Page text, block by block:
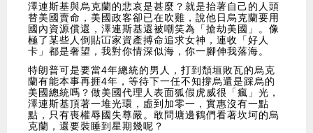
澤連斯基與烏克蘭的悲哀是甚麼？就是抬著自己的人頭
替美國賣命，美國政客卻已在吹雞，說他日烏克蘭要用
國內資源償還，澤連斯基還被嘲笑為「搶劫美國」。像
極了某些人倒貼冚家資產搏命追求女神，連收「好人
卡」都是奢望，我對你情深似海，你一腳伸我落海。
特朗普可是要當4年總統的男人，打到頹垣敗瓦的烏克
蘭有能本事再捱4年，等待下一任不知撐烏還是踩烏的
美國總統嗎？做美國代理人表面狐假虎威很「瘋」光，
澤連斯基頂著一堆光環，虛到加零一，實惠沒有一點
點，只有喪權辱國失尊嚴。敢問塘邊鶴們看著坎坷的烏
克蘭，還要裝睡到星期幾呢？